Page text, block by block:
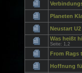
Planeten
Neustart U2
Was heißt
Seite: 1,2
From Rags
Hoffnung